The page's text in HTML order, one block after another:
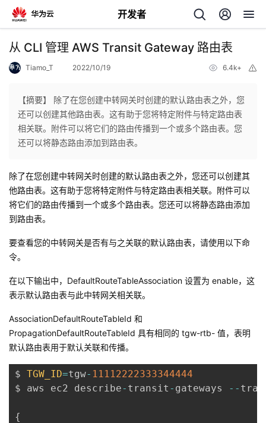
开发者
返
个
人
主
我
的
发
者
我
的
博
我
的
我
从 CLI 管理 AWS Transit Gateway 路由表
Tiamo_T 2022/10/19 6.4k+
【摘要】 除了在您创建中转网关时创建的默认路由表之外，您
还可以创建其他路由表。这有助于您将特定附件与特定路由表
相关联。附件可以将它们的路由传播到一个或多个路由表。您
还可以将静态路由添加到路由表。
除了在您创建中转网关时创建的默认路由表之外，您还可以创建其
他路由表。这有助于您将特定附件与特定路由表相关联。附件可以
将它们的路由传播到一个或多个路由表。您还可以将静态路由添加
到路由表。
要查看您的中转网关是否有与之关联的默认路由表，请使用以下命
令。
在以下输出中，DefaultRouteTableAssociation 设置为 enable，这
表示默认路由表与此中转网关相关联。
AssociationDefaultRouteTableId 和
PropagationDefaultRouteTableId 具有相同的 tgw-rtb- 值，表明
默认路由表用于默认关联和传播。
$ TGW_ID=tgw- 11112222333344444
$ aws ec2 describe- transit - gateways --
{